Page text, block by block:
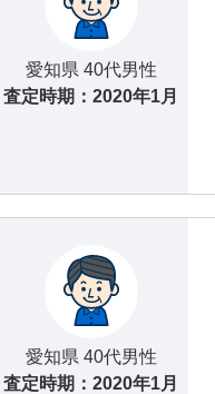
愛知県 40代男性
査定時期： 2020年1月
愛知県 40代男性
査定時期： 2020年1月